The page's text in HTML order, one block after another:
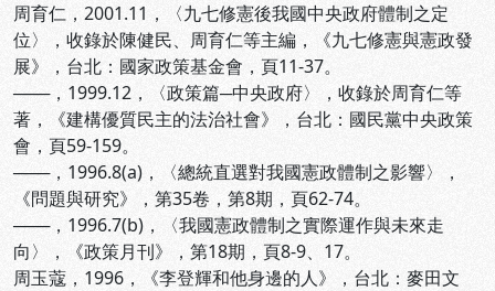
周育仁，2001.11，〈九七修憲後我國中央政府體制之定
位〉，收錄於陳健民、周育仁等主編，《九七修憲與憲政發
展》，台北：國家政策基金會，頁11-37。
───，1999.12，〈政策篇─中央政府〉，收錄於周育仁等
著，《建構優質民主的法治社會》，台北：國民黨中央政策
會，頁59-159。
───，1996.8(a)，〈總統直選對我國憲政體制之影響〉，
《問題與研究》，第35卷，第8期，頁62-74。
───，1996.7(b)，〈我國憲政體制之實際運作與未來走
向〉，《政策月刊》，第18期，頁8-9、17。
周玉蔻，1996，《李登輝和他身邊的人》，台北：麥田文